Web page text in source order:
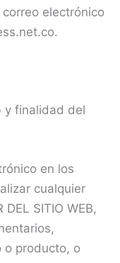
correo electrónico
y finalidad del
en los
cualquier
SITIO WEB,
o producto, o